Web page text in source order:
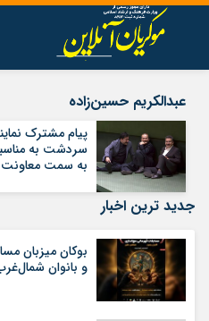
عبدالكریم حسين‌زاده
پیام مشترک
سردشت به
به سمت
جدید ترین اخبار
بوکان میزبان
و بانوان